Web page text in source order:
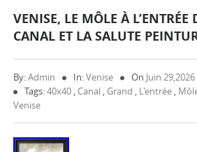
VENISE, LE MÔLE À
CANAL ET LA SALUTE
By:Admin In:Venise On Juin 29,2026
Tags:40x40 , Canal , Grand , L'entrée ,
Venise